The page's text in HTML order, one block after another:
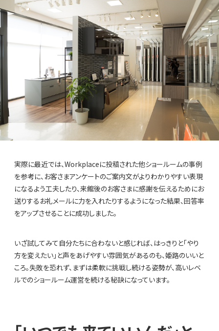
実際に最近では、Workplaceに投稿された他ショールームの事例
を参考に、お客さまアンケートのご案内文がよりわかりやすい表現
になるよう工夫したり、来館後のお客さまに感謝を伝えるためにお
送りするお礼メールに力を入れたりするようになった結果、回答率
をアップさせることに成功しました。
いざ試してみて自分たちに合わないと感じれば、はっきりと「やり
方を変えたい」と声をあげやすい雰囲気があるのも、姫路のいいと
ころ。失敗を恐れず、まずは柔軟に挑戦し続ける姿勢が、高いレベ
ルでのショールーム運営を続ける秘訣になっています。